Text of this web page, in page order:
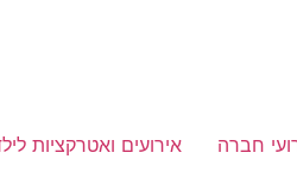
חברה אירועים ואטרקציות